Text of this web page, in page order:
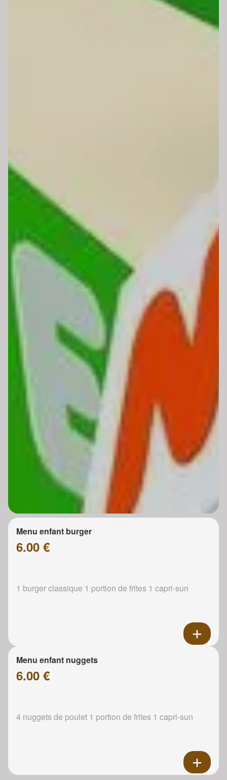
Menu enfant burger
6.00 €
1 burger classique 1 portion de frites 1 capri-sun
Menu enfant nuggets
6.00 €
4 nuggets de poulet 1 portion de frites 1 capri-sun